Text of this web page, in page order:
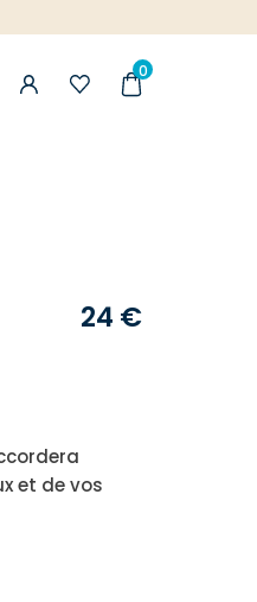
0
24 €
et de vos